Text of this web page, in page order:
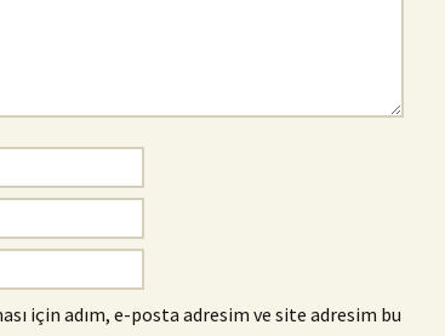
için adım, e-posta adresim ve site adresim bu